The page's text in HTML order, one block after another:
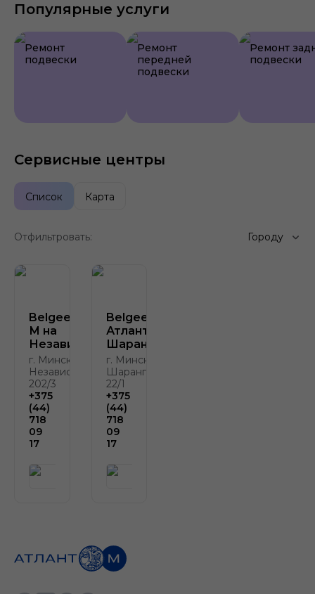
Популярные услуги
Ремонт
подвески
Ремонт
передней
подвески
Ремонт
подвески
Сервисные центры
Список Карта
Отфильтровать: Городу
Belgee Атлант-
М на
Независимости
г. Минск, пр-т
Независимости,
202/3
+375
(44)
718
09
17
Belgee
Атлант-М на
Шаранговича
г. Минск, ул.
Шаранговича
22/1
+375
(44)
718
09
17